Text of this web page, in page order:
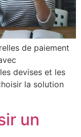
de paiement
devises et les
la solution
un